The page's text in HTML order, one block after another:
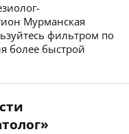
Мурманская
фильтром по
более быстрой